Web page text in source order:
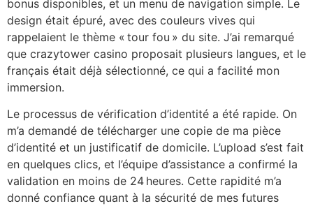
bonus disponibles, et un menu de navigation simple. Le
design était épuré, avec des couleurs vives qui
rappelaient le thème « tour fou » du site. J’ai remarqué
que crazytower casino proposait plusieurs langues, et le
français était déjà sélectionné, ce qui a facilité mon
immersion.
Le processus de vérification d’identité a été rapide. On
m’a demandé de télécharger une copie de ma pièce
d’identité et un justificatif de domicile. L’upload s’est fait
en quelques clics, et l’équipe d’assistance a confirmé la
validation en moins de 24 heures. Cette rapidité m’a
donné confiance quant à la sécurité de mes futures